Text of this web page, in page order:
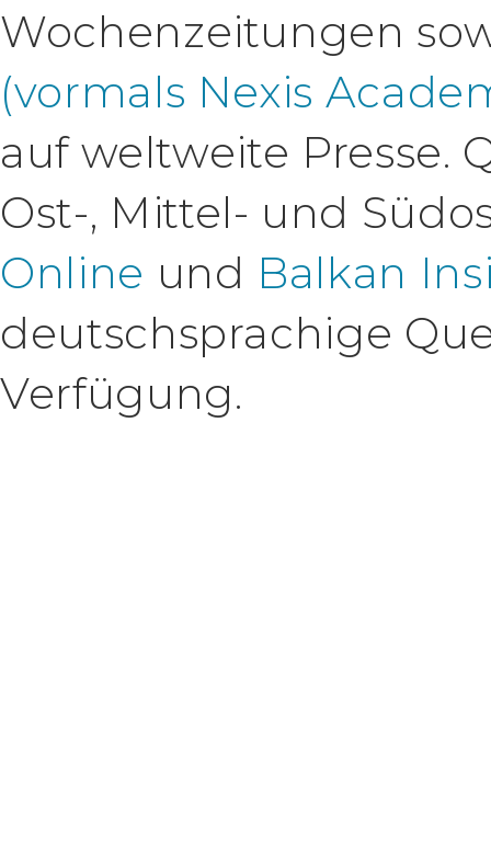
Wochenzeitungen
(vormals Nexis
auf weltweite Presse.
Ost-, Mittel- und
Online und Balkan
deutschsprachige
Verfügung.